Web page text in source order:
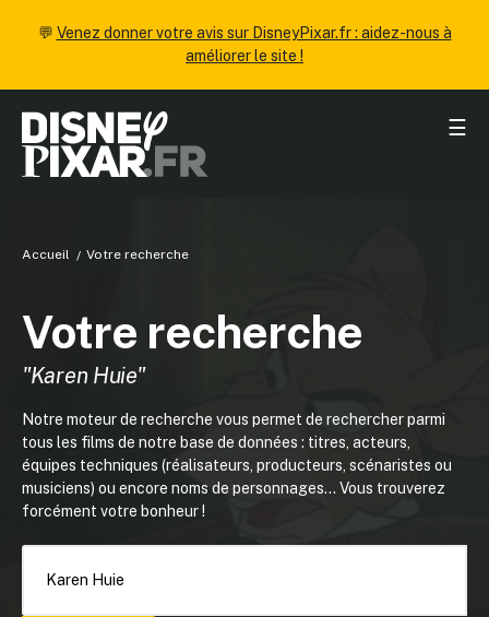
💬 Venez donner votre avis sur DisneyPixar.fr : aidez-nous à
améliorer le site !
☰
Accueil Votre recherche
Votre recherche
"Karen Huie"
Notre moteur de recherche vous permet de rechercher parmi
tous les films de notre base de données : titres, acteurs,
équipes techniques (réalisateurs, producteurs, scénaristes ou
musiciens) ou encore noms de personnages... Vous trouverez
forcément votre bonheur !